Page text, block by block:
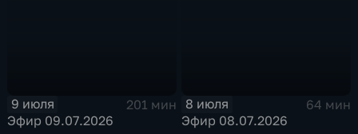
9 июля
201 мин
Эфир 09.07.2026
8 июля
64 мин
Эфир 08.07.2026